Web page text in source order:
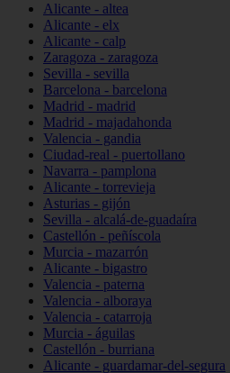
Alicante - altea
Alicante - elx
Alicante - calp
Zaragoza - zaragoza
Sevilla - sevilla
Barcelona - barcelona
Madrid - madrid
Madrid - majadahonda
Valencia - gandia
Ciudad-real - puertollano
Navarra - pamplona
Alicante - torrevieja
Asturias - gijón
Sevilla - alcalá-de-guadaíra
Castellón - peñíscola
Murcia - mazarrón
Alicante - bigastro
Valencia - paterna
Valencia - alboraya
Valencia - catarroja
Murcia - águilas
Castellón - burriana
Alicante - guardamar-del-segura